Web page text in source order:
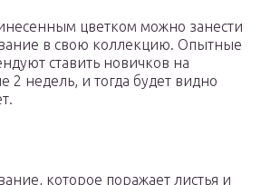
цветком можно занести
в свою коллекцию. Опытные
ставить новичков на
2 недель, и тогда будет видно
которое поражает листья и